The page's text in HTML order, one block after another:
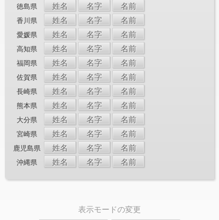
徳島県 姓名 名字 名前
香川県 姓名 名字 名前
愛媛県 姓名 名字 名前
高知県 姓名 名字 名前
福岡県 姓名 名字 名前
佐賀県 姓名 名字 名前
長崎県 姓名 名字 名前
熊本県 姓名 名字 名前
大分県 姓名 名字 名前
宮崎県 姓名 名字 名前
鹿児島県 姓名 名字 名前
沖縄県 姓名 名字 名前
表示モードの変更